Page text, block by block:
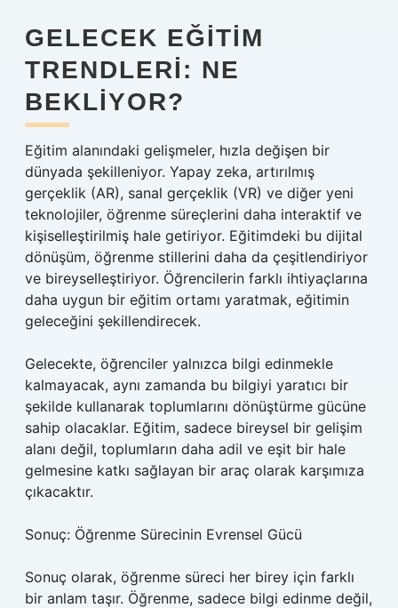
GELECEK EĞITIM
TRENDLERI: NE
BEKLIYOR?
Eğitim alanındaki gelişmeler, hızla değişen bir
dünyada şekilleniyor. Yapay zeka, artırılmış
gerçeklik (AR), sanal gerçeklik (VR) ve diğer yeni
teknolojiler, öğrenme süreçlerini daha interaktif ve
kişiselleştirilmiş hale getiriyor. Eğitimdeki bu dijital
dönüşüm, öğrenme stillerini daha da çeşitlendiriyor
ve bireyselleştiriyor. Öğrencilerin farklı ihtiyaçlarına
daha uygun bir eğitim ortamı yaratmak, eğitimin
geleceğini şekillendirecek.
Gelecekte, öğrenciler yalnızca bilgi edinmekle
kalmayacak, aynı zamanda bu bilgiyi yaratıcı bir
şekilde kullanarak toplumlarını dönüştürme gücüne
sahip olacaklar. Eğitim, sadece bireysel bir gelişim
alanı değil, toplumların daha adil ve eşit bir hale
gelmesine katkı sağlayan bir araç olarak karşımıza
çıkacaktır.
Sonuç: Öğrenme Sürecinin Evrensel Gücü
Sonuç olarak, öğrenme süreci her birey için farklı
bir anlam taşır. Öğrenme, sadece bilgi edinme değil,